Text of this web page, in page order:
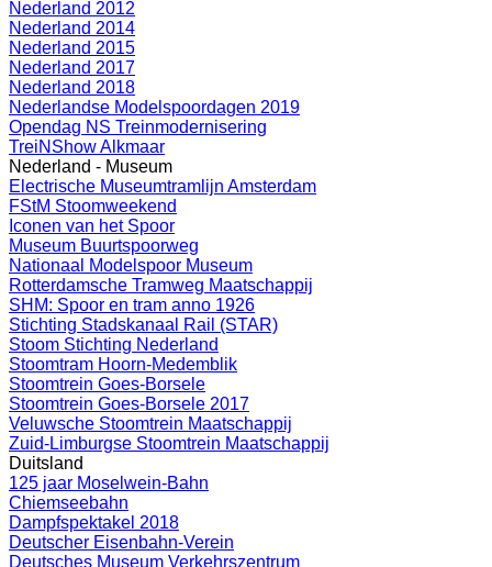
Nederland 2012
Nederland 2014
Nederland 2015
Nederland 2017
Nederland 2018
Nederlandse Modelspoordagen 2019
Opendag NS Treinmodernisering
TreiNShow Alkmaar
Nederland - Museum
Electrische Museumtramlijn Amsterdam
FStM Stoomweekend
Iconen van het Spoor
Museum Buurtspoorweg
Nationaal Modelspoor Museum
Rotterdamsche Tramweg Maatschappij
SHM: Spoor en tram anno 1926
Stichting Stadskanaal Rail (STAR)
Stoom Stichting Nederland
Stoomtram Hoorn-Medemblik
Stoomtrein Goes-Borsele
Stoomtrein Goes-Borsele 2017
Veluwsche Stoomtrein Maatschappij
Zuid-Limburgse Stoomtrein Maatschappij
Duitsland
125 jaar Moselwein-Bahn
Chiemseebahn
Dampfspektakel 2018
Deutscher Eisenbahn-Verein
Deutsches Museum Verkehrszentrum